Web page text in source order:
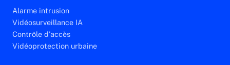
Alarme intrusion
Vidéosurveillance IA
Contrôle d'accès
Vidéoprotection urbaine